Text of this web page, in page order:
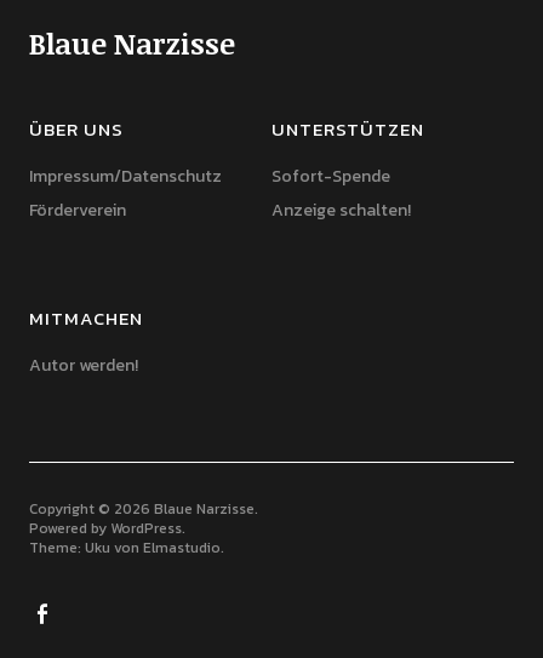
Blaue Narzisse
ÜBER UNS
Impressum/Datenschutz
Förderverein
UNTERSTÜTZEN
Sofort-Spende
Anzeige schalten!
MITMACHEN
Autor werden!
Copyright © 2026 Blaue Narzisse
Powered by WordPress
Theme: Uku von Elmastudio